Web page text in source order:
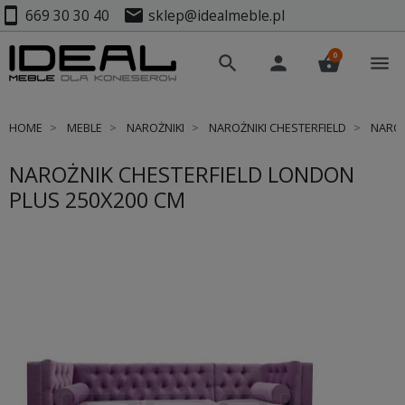
smartphone 669 30 30 40 mail sklep@idealmeble.pl
search person shopping_basket
0 menu
HOME MEBLE NAROŻNIKI NAROŻNIKI CHESTERFIELD
NAROŻNIK CHESTERFIELD LONDON
PLUS 250X200 CM